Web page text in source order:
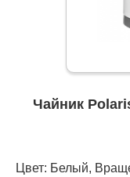
Чайник
Цвет: Белый,